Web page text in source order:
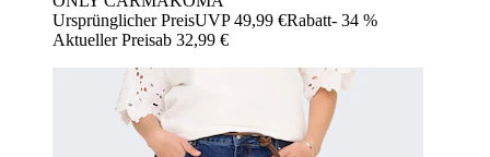
Ursprünglicher PreisUVP 49,99 €Rabatt- 34 %
Aktueller Preisab 32,99 €